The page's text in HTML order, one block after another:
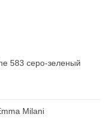
583 серо-зеленый
Milani